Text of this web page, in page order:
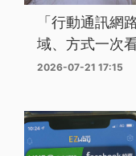
「行動通訊網
域、方式一次
2026-07-21 17:15